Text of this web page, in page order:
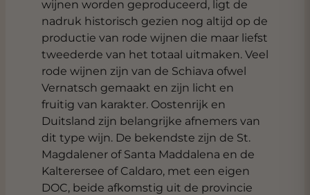
wijnen worden geproduceerd, ligt de
nadruk historisch gezien nog altijd op de
productie van rode wijnen die maar liefst
tweederde van het totaal uitmaken. Veel
rode wijnen zijn van de Schiava ofwel
Vernatsch gemaakt en zijn licht en
fruitig van karakter. Oostenrijk en
Duitsland zijn belangrijke afnemers van
dit type wijn. De bekendste zijn de St.
Magdalener of Santa Maddalena en de
Kalterersee of Caldaro, met een eigen
DOC, beide afkomstig uit de provincie